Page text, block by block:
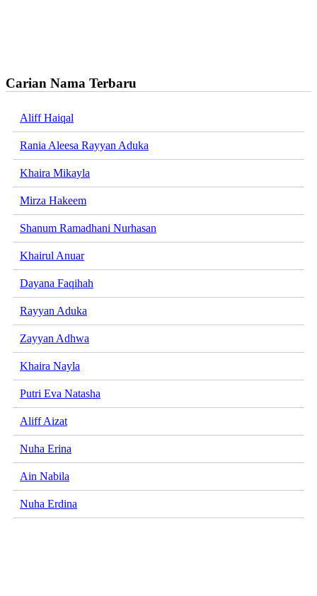
Carian Nama Terbaru
Aliff Haiqal
Rania Aleesa Rayyan Aduka
Khaira Mikayla
Mirza Hakeem
Shanum Ramadhani Nurhasan
Khairul Anuar
Dayana Faqihah
Rayyan Aduka
Zayyan Adhwa
Khaira Nayla
Putri Eva Natasha
Aliff Aizat
Nuha Erina
Ain Nabila
Nuha Erdina